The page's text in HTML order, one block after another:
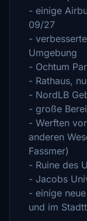
- einige
09/27
-
Umgebung
- Ochtum
- Rathaus,
- NordLB
- große
- Werften
anderen
Fassmer)
- Ruine des
- Jacobs
- einige
und im